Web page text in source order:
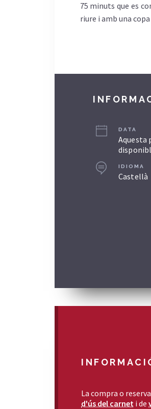
75 minuts que es
riure i amb una
DATA
Aquesta
IDIOMA
Castellà
La compra o
d'ús del carnet i de